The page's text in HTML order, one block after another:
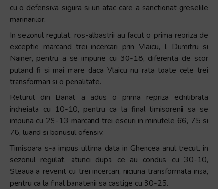
cu o defensiva sigura si un atac care a sanctionat greselile
marinarilor.
In sezonul regulat, ros-albastrii au facut o prima repriza de
exceptie marcand trei incercari prin Vlaicu, I. Dumitru si
Nainer, pentru a se impune cu 30-18, diferenta de scor
putand fi si mai mare daca Vlaicu nu rata toate cele trei
transformari si o penalitate.
Returul din Banat a adus o prima repriza echilibrata
incheiata cu 10-10, pentru ca la final timisorenii sa se
impuna cu 29-13 marcand trei eseuri in minutele 66, 75 si
78, luand si bonusul ofensiv.
Timisoara s-a impus ultima data in Ghencea anul trecut, in
sezonul regulat, atunci dupa ce au condus cu 30-10,
Steaua a revenit cu trei incercari, niciuna transformata insa,
pentru ca la final banatenii sa castige cu 30-25.